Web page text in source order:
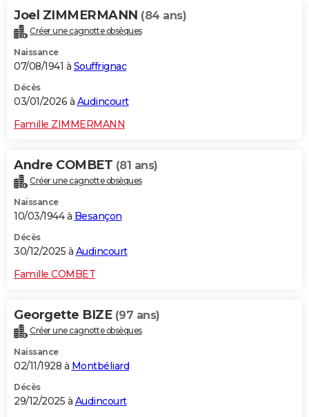
Joel ZIMMERMANN (84 ans)
Créer une cagnotte obsèques
Naissance
07/08/1941 à Souffrignac
Décès
03/01/2026 à Audincourt
Famille ZIMMERMANN
Andre COMBET (81 ans)
Créer une cagnotte obsèques
Naissance
10/03/1944 à Besançon
Décès
30/12/2025 à Audincourt
Famille COMBET
Georgette BIZE (97 ans)
Créer une cagnotte obsèques
Naissance
02/11/1928 à Montbéliard
Décès
29/12/2025 à Audincourt